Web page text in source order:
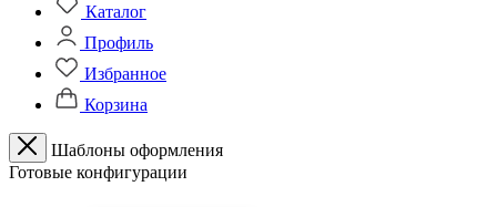
Каталог
Профиль
Избранное
Корзина
Шаблоны оформления
Готовые конфигурации